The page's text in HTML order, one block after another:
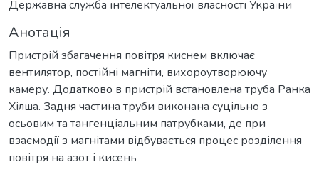
Державна служба інтелектуальної власності України
Анотація
Пристрій збагачення повітря киснем включає
вентилятор, постійні магніти, вихороутворюючу
камеру. Додатково в пристрій встановлена труба Ранка
Хілша. Задня частина труби виконана суцільно з
осьовим та тангенціальним патрубками, де при
взаємодії з магнітами відбувається процес розділення
повітря на азот і кисень